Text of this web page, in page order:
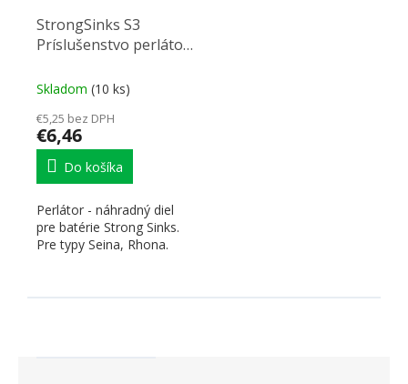
StrongSinks S3
Príslušenstvo perlátor
Rhona - náhradný díl
Skladom (10 ks)
€5,25 bez DPH
€6,46
Do košíka
Perlátor - náhradný diel
pre batérie Strong Sinks.
Pre typy Seina, Rhona.